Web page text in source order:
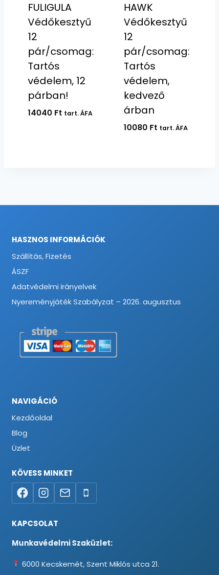
FULIGULA
Védőkesztyű
12
pár/csomag:
Tartós
védelem, 12
párban!
14040 Ft tart. ÁFA
HAWK
Védőkesztyű
12
pár/csomag:
Tartós
védelem,
kedvező
árban
10080 Ft tart. ÁFA
HASZNOS INFORMÁCIÓK
Szállítás, Fizetés
ÁSZF
Adatvédelmi irányelvek
Nyereményjáték Szabályzat – 2026. augusztus
NAVIGÁCIÓ
Kezdőoldal
Blog
Üzlet
KÖVESS MINKET
KAPCSOLAT
Munkavédelmi Szaküzlet:
6000 Kecskemét, Szent Miklós utca 21.